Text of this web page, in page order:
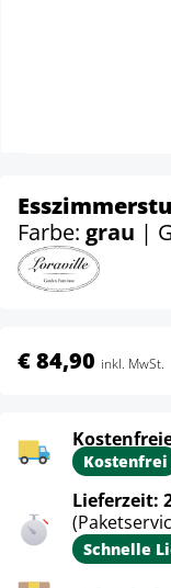
Farbe: grau |
€ 84,90 inkl. MwSt.
Kostenfrei
Lieferzeit:
Schnelle